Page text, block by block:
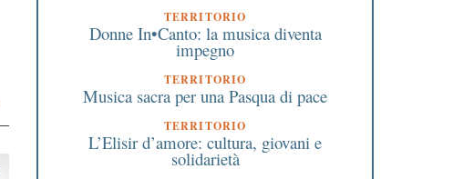
TERRITORIO
Donne In•Canto: la musica diventa
impegno
TERRITORIO
Musica sacra per una Pasqua di pace
TERRITORIO
L’Elisir d’amore: cultura, giovani e
solidarietà